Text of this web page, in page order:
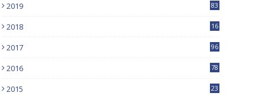
2019
83
2018
16
2017
96
2016
78
2015 23